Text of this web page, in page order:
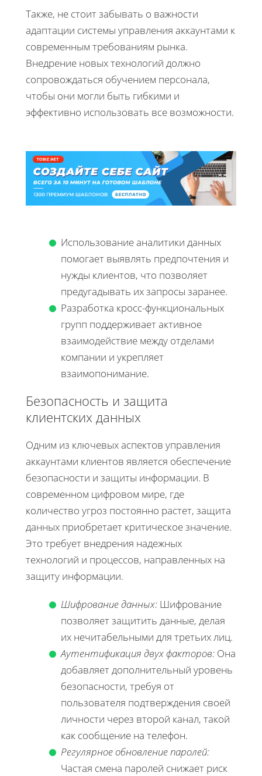
Также, не стоит забывать о важности
адаптации системы управления аккаунтами к
современным требованиям рынка.
Внедрение новых технологий должно
сопровождаться обучением персонала,
чтобы они могли быть гибкими и
эффективно использовать все возможности.
Использование аналитики данных
помогает выявлять предпочтения и
нужды клиентов, что позволяет
предугадывать их запросы заранее.
Разработка кросс-функциональных
групп поддерживает активное
взаимодействие между отделами
компании и укрепляет
взаимопонимание.
Безопасность и защита
клиентских данных
Одним из ключевых аспектов управления
аккаунтами клиентов является обеспечение
безопасности и защиты информации. В
современном цифровом мире, где
количество угроз постоянно растет, защита
данных приобретает критическое значение.
Это требует внедрения надежных
технологий и процессов, направленных на
защиту информации.
Шифрование данных: Шифрование
позволяет защитить данные, делая
их нечитабельными для третьих лиц.
Аутентификация двух факторов: Она
добавляет дополнительный уровень
безопасности, требуя от
пользователя подтверждения своей
личности через второй канал, такой
как сообщение на телефон.
Регулярное обновление паролей:
Частая смена паролей снижает риск